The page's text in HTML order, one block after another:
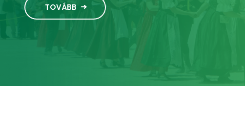
TOVÁBB